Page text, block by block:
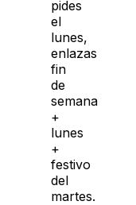
pides
el
lunes,
enlazas
fin
de
semana
+
lunes
+
festivo
del
martes.